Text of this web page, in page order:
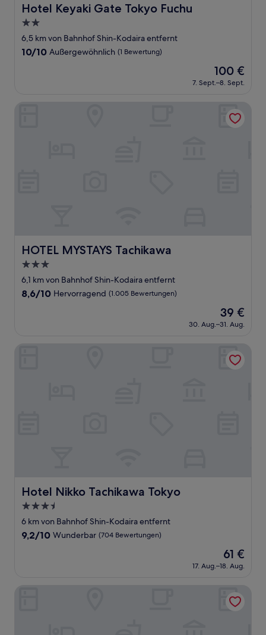
Hotel Keyaki Gate Tokyo Fuchu
Hotel Keyaki Gate Tokyo Fuchu
2.0-
Sterne-
Unterkunft
6,5 km von Bahnhof Shin-Kodaira entfernt
10.0
Bewertung)
10/10 Außergewöhnlich (1 Bewertung)
Der
Preis
beträgt
100 €
7. Sept.–8. Sept.
HOTEL MYSTAYS Tachikawa
HOTEL MYSTAYS Tachikawa
3.0-
Sterne-
Unterkunft
6,1 km von Bahnhof Shin-Kodaira entfernt
8.6
Bewertungen)
8,6/10 Hervorragend (1.005 Bewertungen)
Der
Preis
beträgt
39 €
30. Aug.–31. Aug.
Hotel Nikko Tachikawa Tokyo
Hotel Nikko Tachikawa Tokyo
3.5-
Sterne-
Unterkunft
6 km von Bahnhof Shin-Kodaira entfernt
9.2
Bewertungen)
9,2/10 Wunderbar (704 Bewertungen)
Der
Preis
beträgt
61 €
17. Aug.–18. Aug.
Toyoko Inn Tokyo Seibu Ikebukuro Line Higashi Kurume